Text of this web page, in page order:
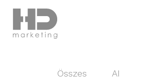
Összes AI